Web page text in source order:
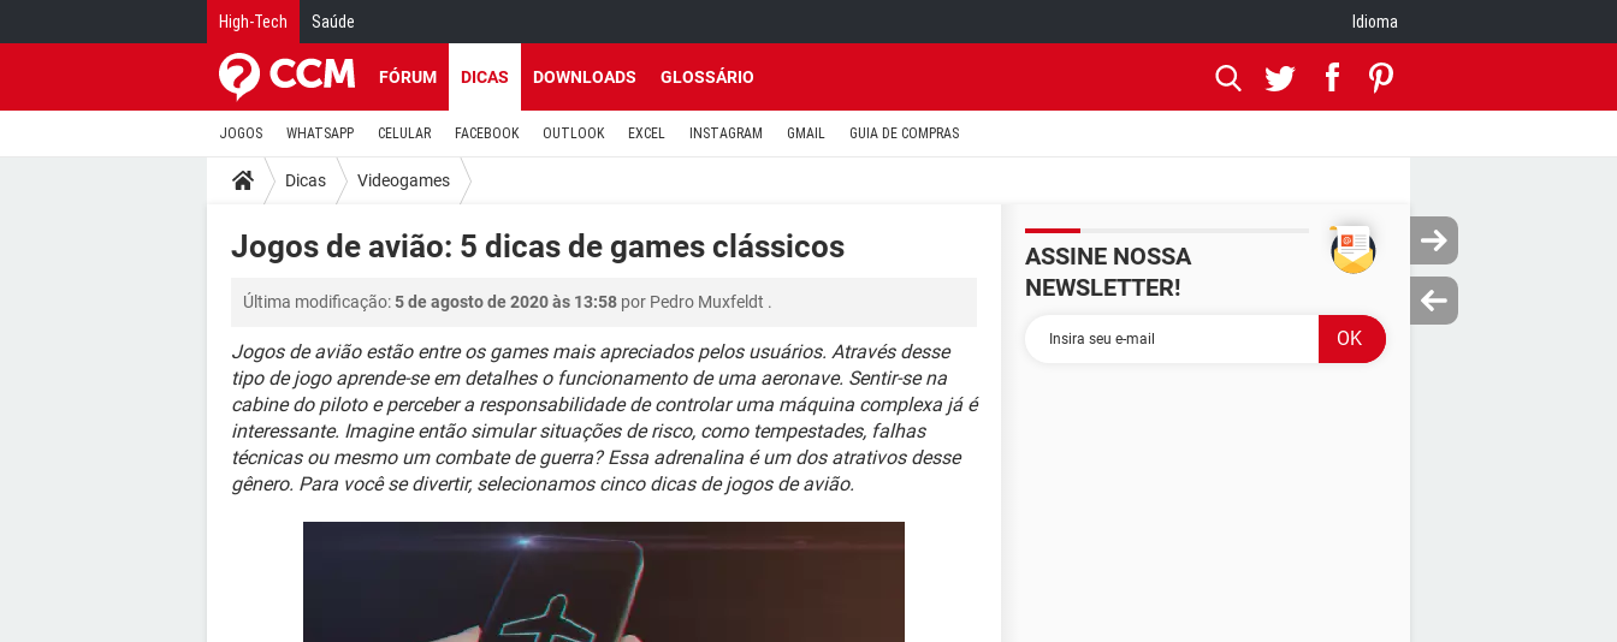
High-Tech Saúde Idioma
FÓRUM DICAS DOWNLOADS GLOSSÁRIO
JOGOS WHATSAPP CELULAR FACEBOOK OUTLOOK EXCEL INSTAGRAM GMAIL GUIA DE COMPRAS
Dicas Videogames
Jogos de avião: 5 dicas de games clássicos
Última modificação:5 de agosto de 2020 às 13:58 por Pedro Muxfeldt .
Jogos de avião estão entre os games mais apreciados pelos usuários. Através desse
tipo de jogo aprende-se em detalhes o funcionamento de uma aeronave. Sentir-se na
cabine do piloto e perceber a responsabilidade de controlar uma máquina complexa já é
interessante. Imagine então simular situações de risco, como tempestades, falhas
técnicas ou mesmo um combate de guerra? Essa adrenalina é um dos atrativos desse
gênero. Para você se divertir, selecionamos cinco dicas de jogos de avião.
ASSINE NOSSA
NEWSLETTER!